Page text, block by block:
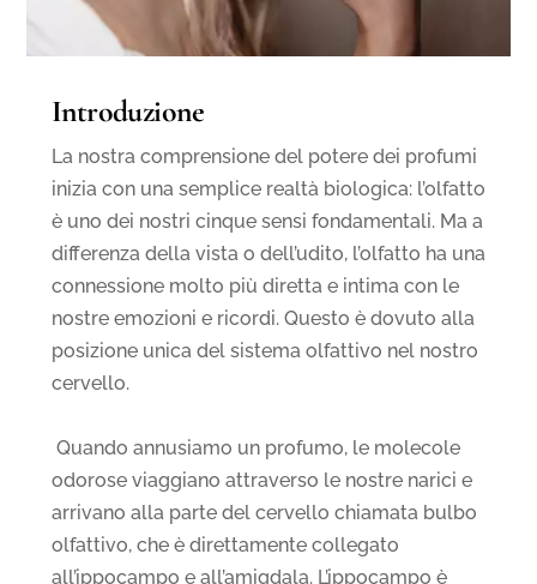
Introduzione
La nostra comprensione del potere dei profumi
inizia con una semplice realtà biologica: l’olfatto
è uno dei nostri cinque sensi fondamentali. Ma a
differenza della vista o dell’udito, l’olfatto ha una
connessione molto più diretta e intima con le
nostre emozioni e ricordi. Questo è dovuto alla
posizione unica del sistema olfattivo nel nostro
cervello.
Quando annusiamo un profumo, le molecole
odorose viaggiano attraverso le nostre narici e
arrivano alla parte del cervello chiamata bulbo
olfattivo, che è direttamente collegato
all’ippocampo e all’amigdala. L’ippocampo è